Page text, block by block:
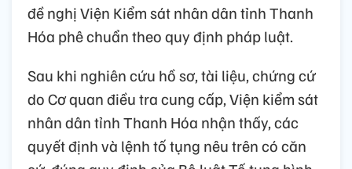
đề nghị Viện Kiểm sát nhân dân tỉnh Thanh
Hóa phê chuẩn theo quy định pháp luật.
Sau khi nghiên cứu hồ sơ, tài liệu, chứng cứ
do Cơ quan điều tra cung cấp, Viện kiểm sát
nhân dân tỉnh Thanh Hóa nhận thấy, các
quyết định và lệnh tố tụng nêu trên có căn